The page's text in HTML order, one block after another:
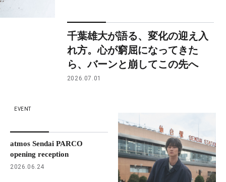
千葉雄大が語る、変化の迎え入
れ方。心が窮屈になってきた
ら、バーンと崩してこの先へ
2026.07.01
EVENT
atmos Sendai PARCO
opening reception
2026.06.24